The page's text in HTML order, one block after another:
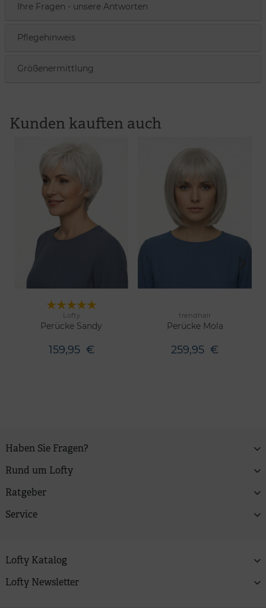
Ihre Fragen - unsere Antworten
Pflegehinweis
Größenermittlung
Kunden kauften auch
Lofty
Perücke Sandy
159,95 €
6 Farben Merken
trendhair
Perücke Mola
259,95 €
Haben Sie Fragen?
Rund um Lofty
Ratgeber
Service
Lofty Katalog
Lofty Newsletter